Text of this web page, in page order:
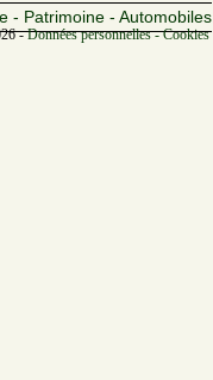
- Patrimoine - Automobiles
-Données personnelles -